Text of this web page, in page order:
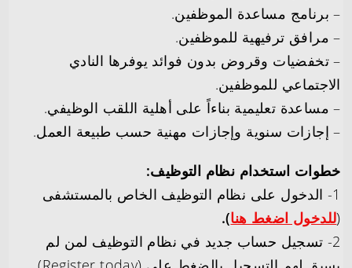
– برنامج مساعدة الموظفين.
– مرافق ترفيهية للموظفين.
– تخفضيات وقروض بدون فوائد يوفرها النادي
الاجتماعي للموظفين.
– مساعدة تعليمية بناءاً على أهلية اللقب الوظيفي.
– إجازات سنوية وإجازات مهنية حسب طبيعة العمل.
خطوات استخدام نظام التوظيف:
1- الدخول على نظام التوظيف الخاص بالمستشفى
(للدخول اضغط هنا).
2- تسجيل حساب جديد في نظام التوظيف لمن لم